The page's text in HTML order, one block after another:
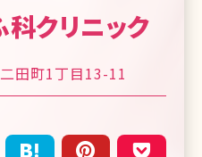
クリニック
田町1丁目13-11